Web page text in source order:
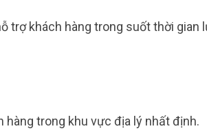
trợ khách hàng trong suốt thời gian
hàng trong khu vực địa lý nhất định.